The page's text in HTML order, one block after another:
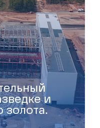
и
золота.